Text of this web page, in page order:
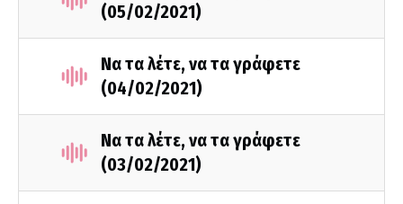
(05/02/2021)
Να τα λέτε, να τα γράφετε
(04/02/2021)
Να τα λέτε, να τα γράφετε
(03/02/2021)